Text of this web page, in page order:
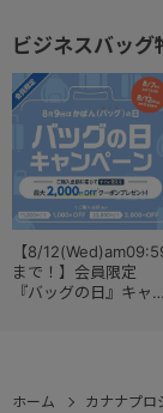
ビジネスバッグ
【8/
まで！】会員限定
『バッグの日』キャン
ホーム カナナプロ